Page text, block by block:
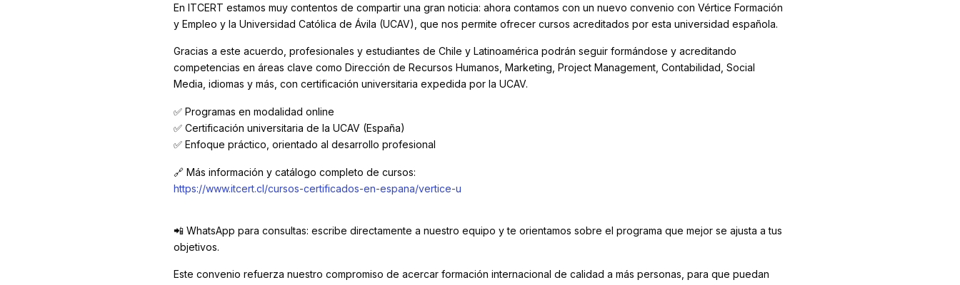
En ITCERT estamos muy contentos de compartir una gran noticia: ahora contamos con un nuevo convenio con Vértice Formación
y Empleo y la Universidad Católica de Ávila (UCAV), que nos permite ofrecer cursos acreditados por esta universidad española.
Gracias a este acuerdo, profesionales y estudiantes de Chile y Latinoamérica podrán seguir formándose y acreditando
competencias en áreas clave como Dirección de Recursos Humanos, Marketing, Project Management, Contabilidad, Social
Media, idiomas y más, con certificación universitaria expedida por la UCAV.
✅ Programas en modalidad online
✅ Certificación universitaria de la UCAV (España)
✅ Enfoque práctico, orientado al desarrollo profesional
🔗 Más información y catálogo completo de cursos:
https://www.itcert.cl/cursos-certificados-en-espana/vertice-u
📲 WhatsApp para consultas: escribe directamente a nuestro equipo y te orientamos sobre el programa que mejor se ajusta a tus
objetivos.
Este convenio refuerza nuestro compromiso de acercar formación internacional de calidad a más personas, para que puedan